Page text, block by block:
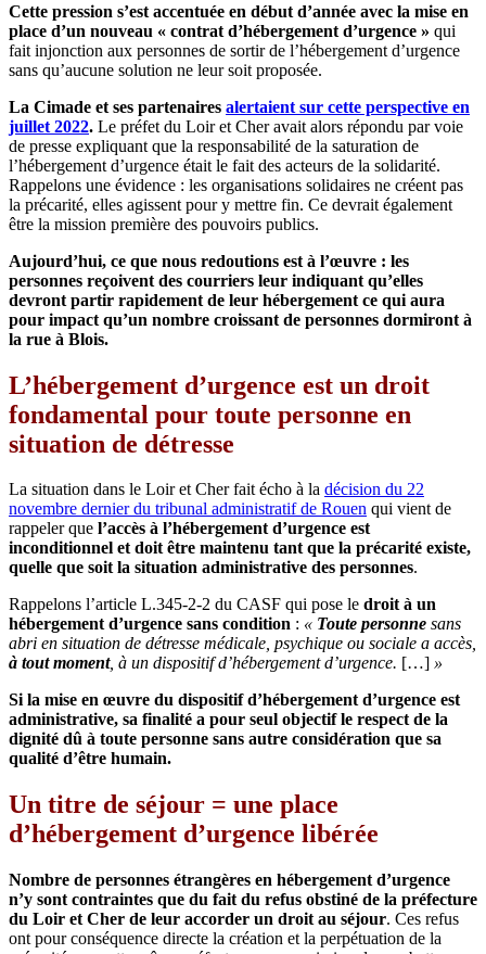
Cette pression s’est accentuée en début d’année avec la mise en
place d’un nouveau « contrat d’hébergement d’urgence » qui
fait injonction aux personnes de sortir de l’hébergement d’urgence
sans qu’aucune solution ne leur soit proposée.
La Cimade et ses partenaires alertaient sur cette perspective en
juillet 2022. Le préfet du Loir et Cher avait alors répondu par voie
de presse expliquant que la responsabilité de la saturation de
l’hébergement d’urgence était le fait des acteurs de la solidarité.
Rappelons une évidence : les organisations solidaires ne créent pas
la précarité, elles agissent pour y mettre fin. Ce devrait également
être la mission première des pouvoirs publics.
Aujourd’hui, ce que nous redoutions est à l’œuvre : les
personnes reçoivent des courriers leur indiquant qu’elles
devront partir rapidement de leur hébergement ce qui aura
pour impact qu’un nombre croissant de personnes dormiront à
la rue à Blois.
L’hébergement d’urgence est un droit
fondamental pour toute personne en
situation de détresse
La situation dans le Loir et Cher fait écho à la décision du 22
novembre dernier du tribunal administratif de Rouen qui vient de
rappeler que l’accès à l’hébergement d’urgence est
inconditionnel et doit être maintenu tant que la précarité existe,
quelle que soit la situation administrative des personnes.
Rappelons l’article L.345-2-2 du CASF qui pose le droit à un
hébergement d’urgence sans condition : « Toute personne sans
abri en situation de détresse médicale, psychique ou sociale a accès,
à tout moment, à un dispositif d’hébergement d’urgence. […] »
Si la mise en œuvre du dispositif d’hébergement d’urgence est
administrative, sa finalité a pour seul objectif le respect de la
dignité dû à toute personne sans autre considération que sa
qualité d’être humain.
Un titre de séjour = une place
d’hébergement d’urgence libérée
Nombre de personnes étrangères en hébergement d’urgence
n’y sont contraintes que du fait du refus obstiné de la préfecture
du Loir et Cher de leur accorder un droit au séjour. Ces refus
ont pour conséquence directe la création et la perpétuation de la